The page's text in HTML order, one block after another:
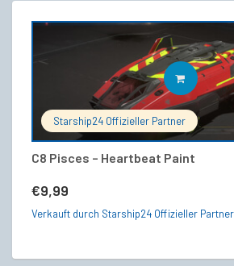
Starship24 Offizieller Partner
C8 Pisces – Heartbeat Paint
€9,99
IN DEN
Verkauft durch Starship24 Offizieller Partner